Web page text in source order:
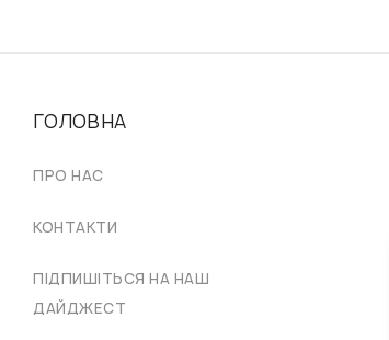
ГОЛОВНА
ПРО НАС
КОНТАКТИ
ПІДПИШІТЬСЯ НА НАШ
ДАЙДЖЕСТ